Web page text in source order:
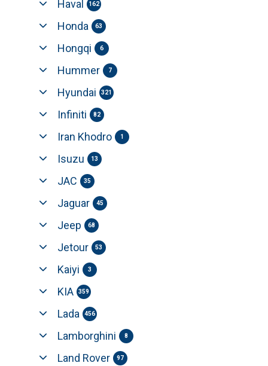
Haval 162
Honda 63
Hongqi 6
Hummer 7
Hyundai 321
Infiniti 82
Iran Khodro 1
Isuzu 13
JAC 35
Jaguar 45
Jeep 68
Jetour 53
Kaiyi 3
KIA 359
Lada 456
Lamborghini 8
Land Rover 97